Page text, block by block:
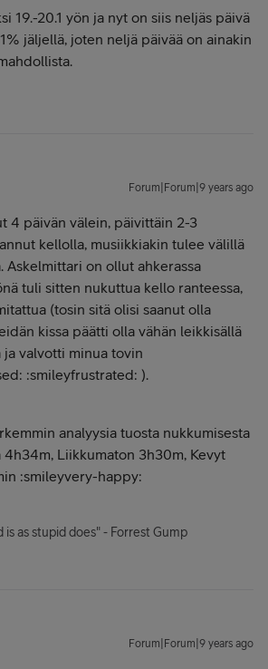
19.-20.1 yön ja nyt on siis neljäs päivä
jäljellä, joten neljä päivää on ainakin
Forum|Forum|9 years ago
4 päivän välein, päivittäin 2-3
kellolla, musiikkiakin tulee välillä
Askelmittari on ollut ahkerassa
tuli sitten nukuttua kello ranteessa,
(tosin sitä olisi saanut olla
kissa päätti olla vähän leikkisällä
ja valvotti minua tovin
:smileyfrustrated: ).
analyysia tuosta nukkumisesta
Liikkumaton 3h30m, Kevyt
:smileyvery-happy:
as stupid does" - Forrest Gump
Forum|Forum|9 years ago